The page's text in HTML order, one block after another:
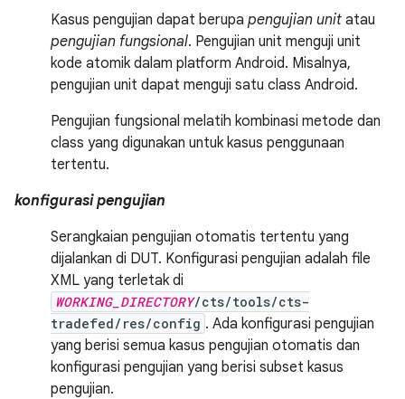
Kasus pengujian dapat berupa pengujian unit atau
pengujian fungsional. Pengujian unit menguji unit
kode atomik dalam platform Android. Misalnya,
pengujian unit dapat menguji satu class Android.
Pengujian fungsional melatih kombinasi metode dan
class yang digunakan untuk kasus penggunaan
tertentu.
konfigurasi pengujian
Serangkaian pengujian otomatis tertentu yang
dijalankan di DUT. Konfigurasi pengujian adalah file
XML yang terletak di
WORKING_DIRECTORY/cts/tools/cts-
tradefed/res/config . Ada konfigurasi pengujian
yang berisi semua kasus pengujian otomatis dan
konfigurasi pengujian yang berisi subset kasus
pengujian.